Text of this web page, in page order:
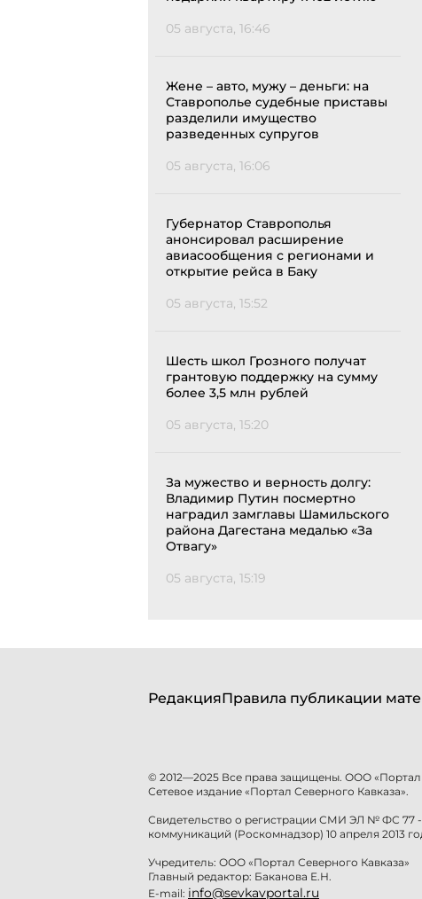
05 августа, 16:46
Жене – авто, мужу – деньги: на
Ставрополье судебные приставы
разделили имущество
разведенных супругов
05 августа, 16:06
Губернатор Ставрополья
анонсировал расширение
авиасообщения с регионами и
открытие рейса в Баку
05 августа, 15:52
Шесть школ Грозного получат
грантовую поддержку на сумму
более 3,5 млн рублей
05 августа, 15:20
За мужество и верность долгу:
Владимир Путин посмертно
наградил замглавы Шамильского
района Дагестана медалью «За
Отвагу»
05 августа, 15:19
РедакцияПравила публикации
© 2012—2025 Все права защищены. ООО «Портал
Сетевое издание «Портал Северного Кавказа».
Свидетельство о регистрации СМИ ЭЛ № ФС 77
коммуникаций (Роскомнадзор) 10 апреля 2013
Учредитель: ООО «Портал Северного Кавказа»
Главный редактор: Баканова Е.Н.
E-mail: info@sevkavportal.ru